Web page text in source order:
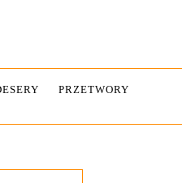
PRZETWORY